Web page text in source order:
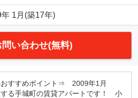
1月(築17年)
問い合わせ(無料)
おすすめポイント⇒ 2009年1月
る手城町の賃貸アパートです！ 小